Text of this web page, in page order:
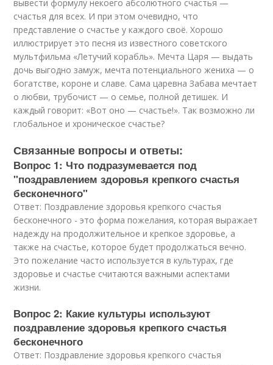
вывести формулу некоего абсолютного счастья —
счастья для всех. И при этом очевидно, что
представление о счастье у каждого своё. Хорошо
иллюстрирует это песня из известного советского
мультфильма «Летучий корабль». Мечта Царя — выдать
дочь выгодно замуж, мечта потенциального жениха — о
богатстве, короне и славе. Сама царевна Забава мечтает
о любви, трубочист — о семье, полной детишек. И
каждый говорит: «Вот оно — счастье!». Так возможно ли
глобальное и хроническое счастье?
Связанные вопросы и ответы:
Вопрос 1: Что подразумевается под
"поздравлением здоровья крепкого счастья
бесконечного"
Ответ: Поздравление здоровья крепкого счастья
бесконечного - это форма пожелания, которая выражает
надежду на продолжительное и крепкое здоровье, а
также на счастье, которое будет продолжаться вечно.
Это пожелание часто используется в культурах, где
здоровье и счастье считаются важными аспектами
жизни.
Вопрос 2: Какие культуры используют
поздравление здоровья крепкого счастья
бесконечного
Ответ: Поздравление здоровья крепкого счастья